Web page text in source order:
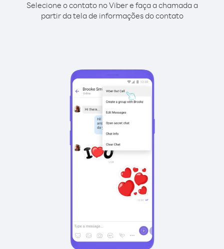
Selecione o contato no Viber e faça a chamada a
partir da tela de informações do contato